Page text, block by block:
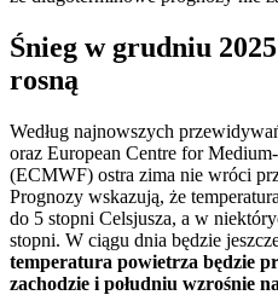
Śnieg w grudniu
rosną
Według najnowszych
oraz European Centre for
(ECMWF) ostra zima nie wróci
Prognozy wskazują, że
do 5 stopni Celsjusza, a w
stopni. W ciągu dnia będzie
temperatura powietrza będzie
zachodzie i południu wzrośnie